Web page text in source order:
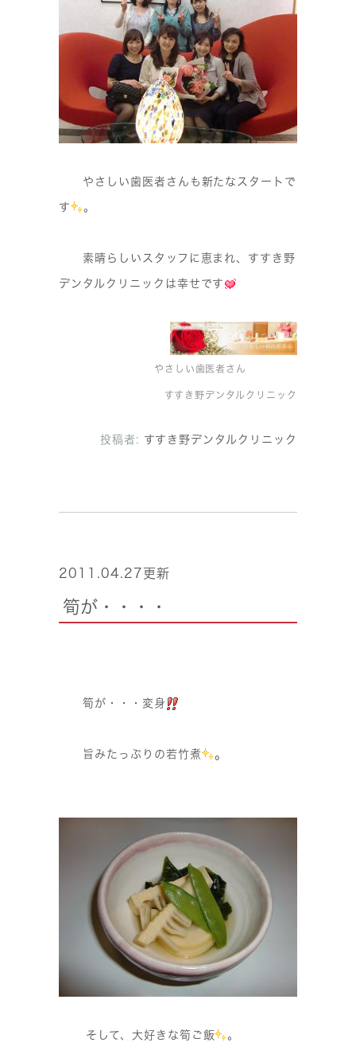
やさしい歯医者さんも新たなスタートで
す 。
素晴らしいスタッフに恵まれ、すすき野
デンタルクリニックは幸せです
やさしい歯医者さん
すすき野デンタルクリニック
投稿者: すすき野デンタルクリニック
2011.04.27更新
筍が・・・・
筍が・・・変身
旨みたっぷりの若竹煮 。
そして、大好きな筍ご飯 。